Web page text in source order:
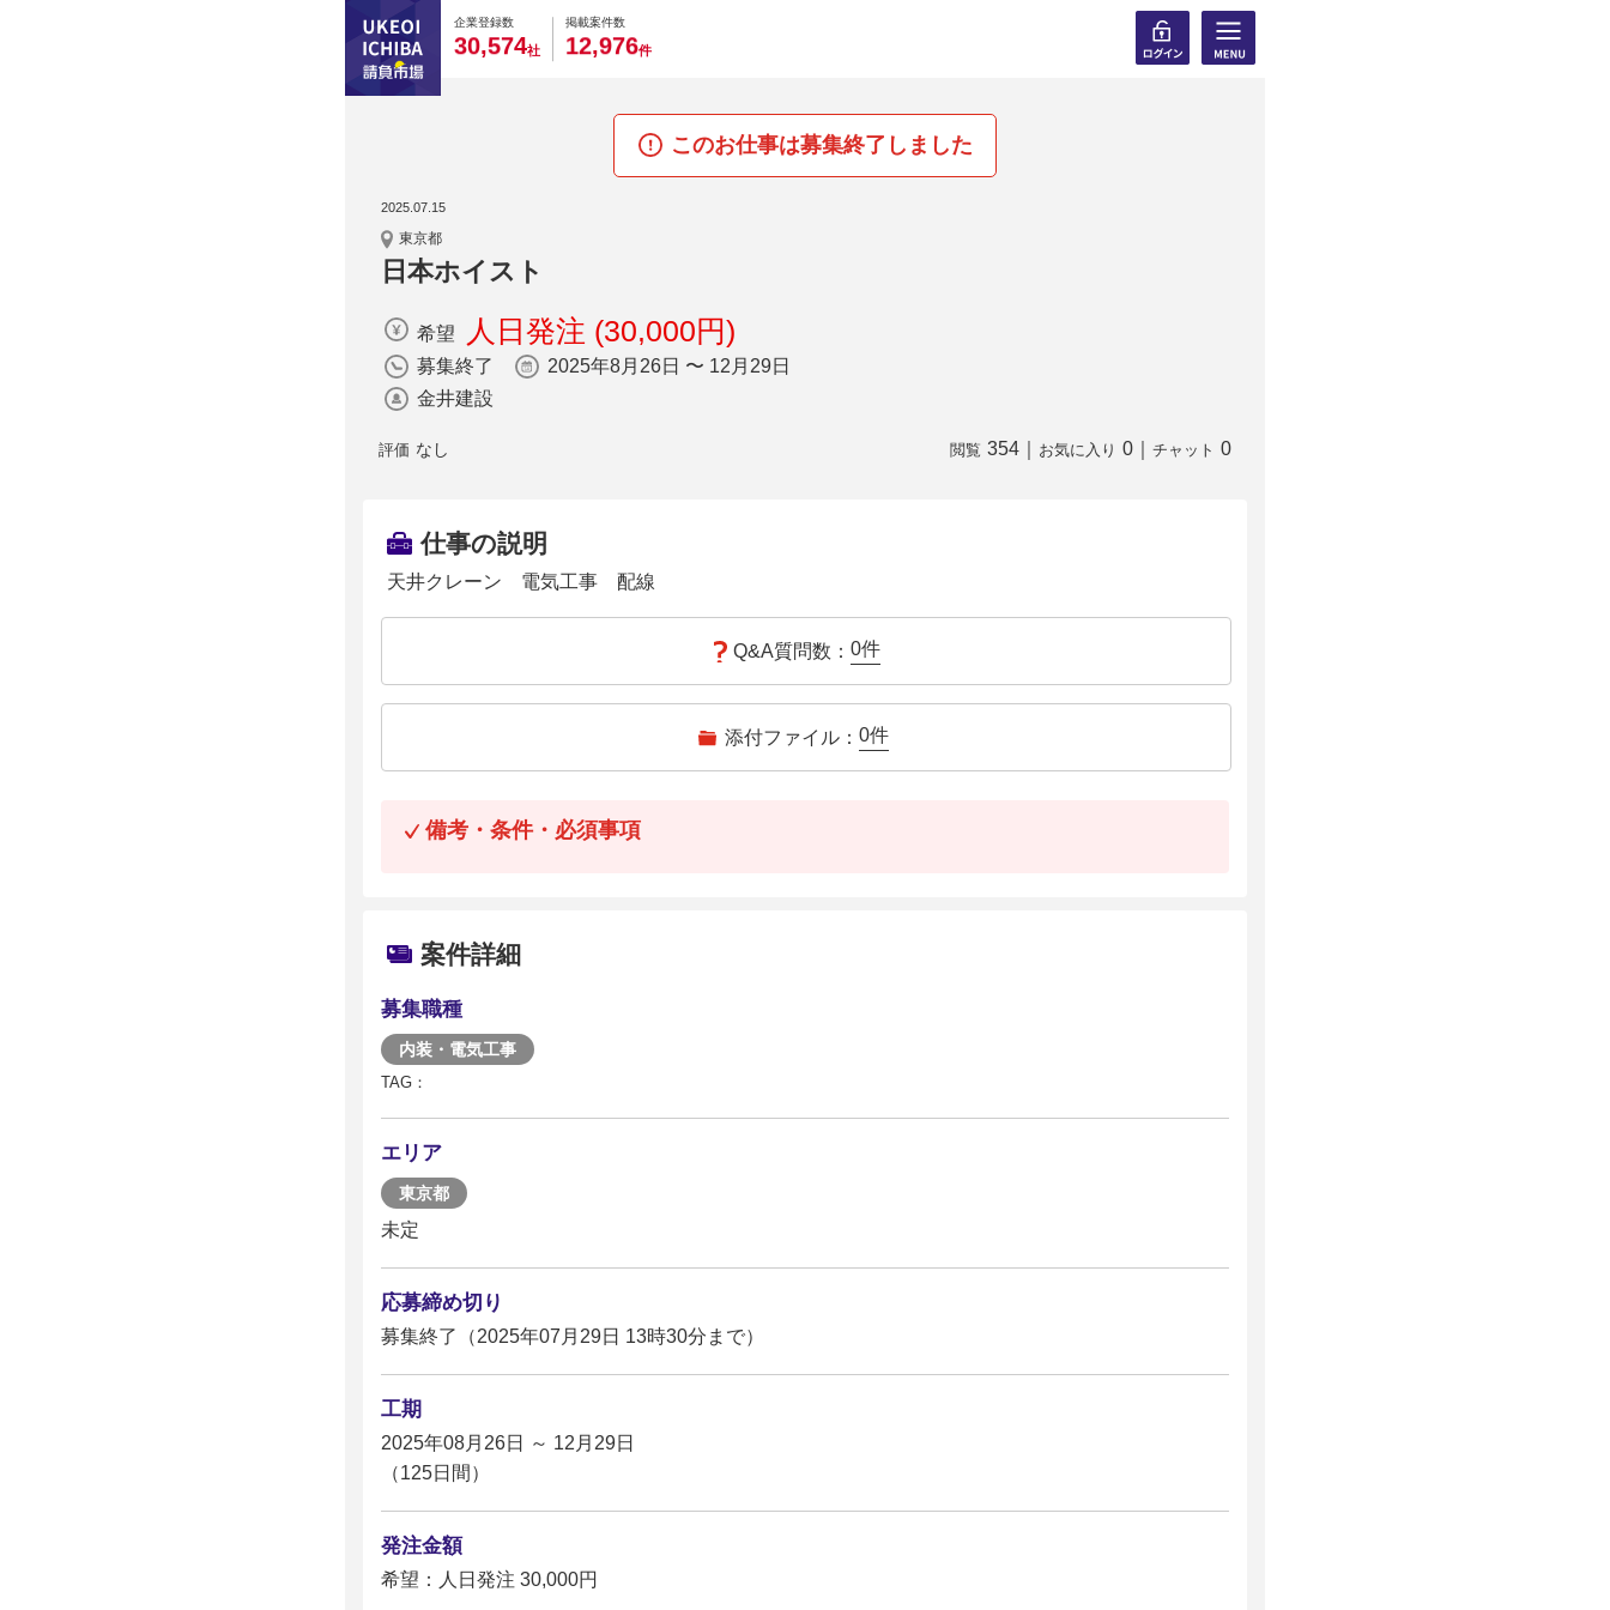
企業登録数
0
3
0
0,
0
5
0
74社
掲載案件数
0
1
0
2,
0
9
0
76件
このお仕事は募集終了しました
2025.07.15
東京都
日本ホイスト
希望 人日発注 (30,000円)
募集終了
2025年8月26日 〜 12月29日
金井建設
評価 なし 閲覧 354 お気に入り 0 チャット 0
仕事の説明
天井クレーン 電気工事 配線
Q&A質問数： 0件
添付ファイル： 0件
備考・条件・必須事項
案件詳細
募集職種
内装・電気工事
TAG：
エリア
東京都
未定
応募締め切り
募集終了（2025年07月29日 13時30分まで）
工期
2025年08月26日 ～ 12月29日
（125日間）
発注金額
希望：人日発注 30,000円